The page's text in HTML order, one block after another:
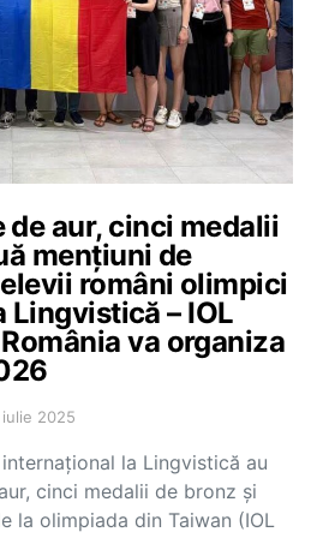
de aur, cinci medalii
mențiuni de
români olimpici
– IOL
va organiza
2025
la Lingvistică au
cinci medalii de bronz și
la olimpiada din Taiwan (IOL